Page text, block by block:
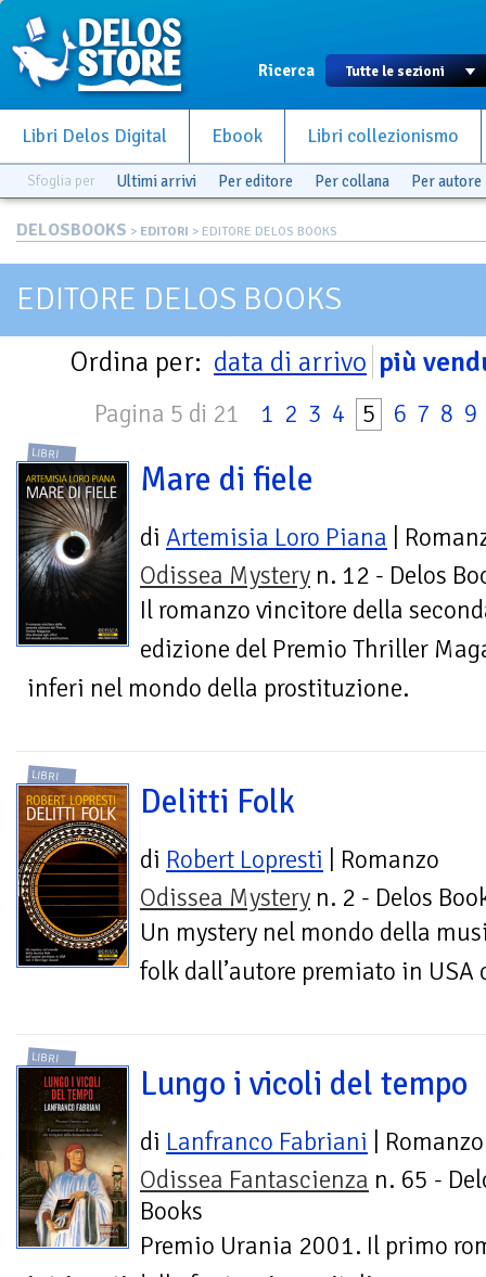
Ricerca
Libri Delos Digital Ebook Libri collezionismo
Sfoglia per Ultimi arrivi Per editore Per collana Per autore
DELOSBOOKS > EDITORI > EDITORE DELOS BOOKS
EDITORE DELOS BOOKS
Ordina per: data di arrivo più
Pagina 5 di 21 1 2 3 4 5 6 7 8 9
LIBRI
Mare di fiele
di Artemisia Loro Piana |
Odissea Mystery n. 12 - Delos
Il romanzo vincitore della
edizione del Premio Thriller
inferi nel mondo della prostituzione.
LIBRI
Delitti Folk
di Robert Lopresti | Romanzo
Odissea Mystery n. 2 - Delos
Un mystery nel mondo della
folk dall’autore premiato in
LIBRI
Lungo i vicoli del tempo
di Lanfranco Fabriani | Romanzo
Odissea Fantascienza n. 65 -
Books
Premio Urania 2001. Il primo